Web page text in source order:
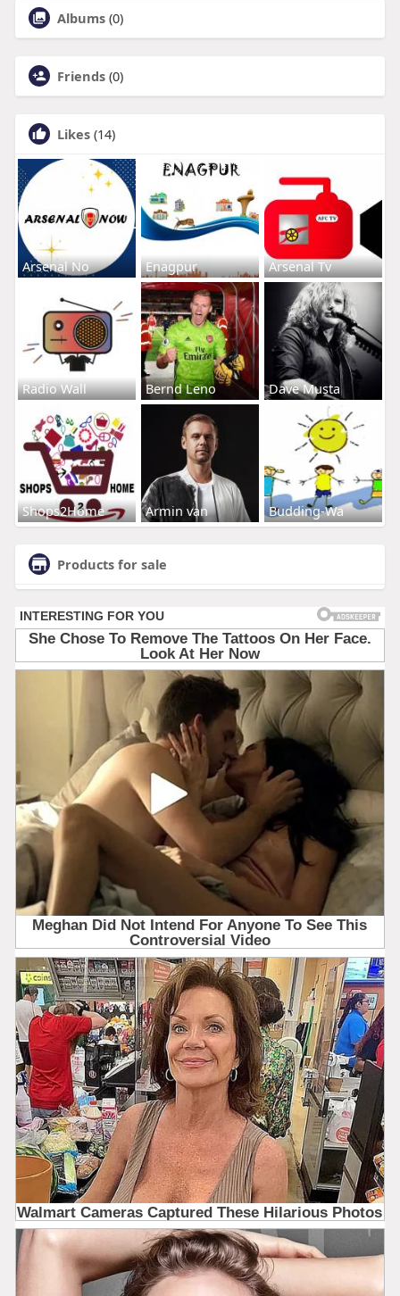
Albums (0)
Friends (0)
Likes (14)
Arsenal No Enagpur Arsenal Tv
Radio Wall Bernd Leno Dave Musta
Shops2Home Armin van Budding-Wa
Products for sale